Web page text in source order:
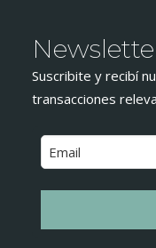
Suscribite y recibí
transacciones